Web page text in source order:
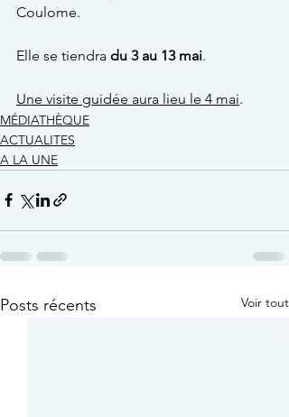
Coulome.
Elle se tiendra du 3 au 13 mai.
Une visite guidée aura lieu le 4 mai.
MÉDIATHÈQUE
ACTUALITES
A LA UNE
Posts récents Voir tout